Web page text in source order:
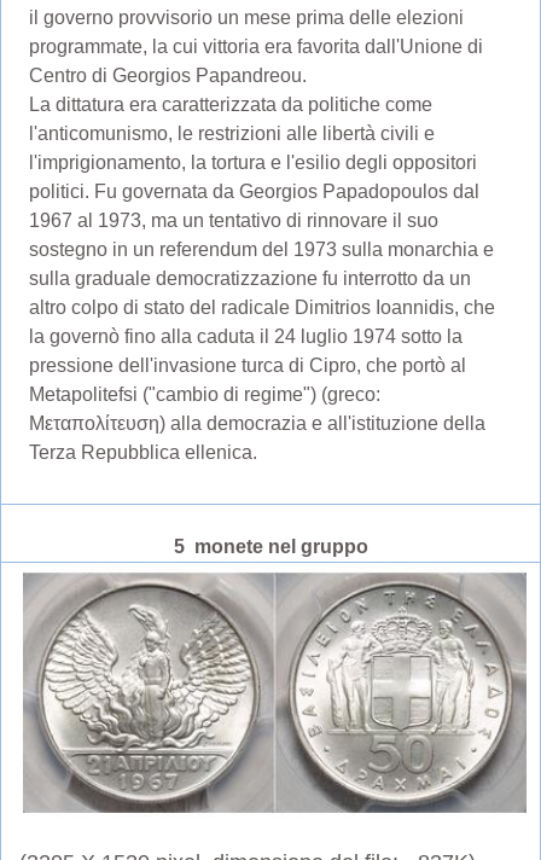
il governo provvisorio un mese prima delle elezioni
programmate, la cui vittoria era favorita dall'Unione di
Centro di Georgios Papandreou.
La dittatura era caratterizzata da politiche come
l'anticomunismo, le restrizioni alle libertà civili e
l'imprigionamento, la tortura e l'esilio degli oppositori
politici. Fu governata da Georgios Papadopoulos dal
1967 al 1973, ma un tentativo di rinnovare il suo
sostegno in un referendum del 1973 sulla monarchia e
sulla graduale democratizzazione fu interrotto da un
altro colpo di stato del radicale Dimitrios Ioannidis, che
la governò fino alla caduta il 24 luglio 1974 sotto la
pressione dell'invasione turca di Cipro, che portò al
Metapolitefsi ("cambio di regime") (greco:
Μεταπολίτευση) alla democrazia e all'istituzione della
Terza Repubblica ellenica.
5 monete nel gruppo